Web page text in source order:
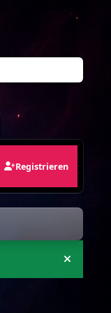
Registrieren